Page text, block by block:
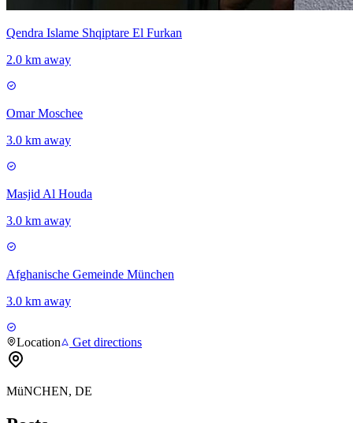
Qendra Islame Shqiptare El Furkan
2.0 km away
Omar Moschee
3.0 km away
Masjid Al Houda
3.0 km away
Afghanische Gemeinde München
3.0 km away
Location Get directions
MüNCHEN, DE